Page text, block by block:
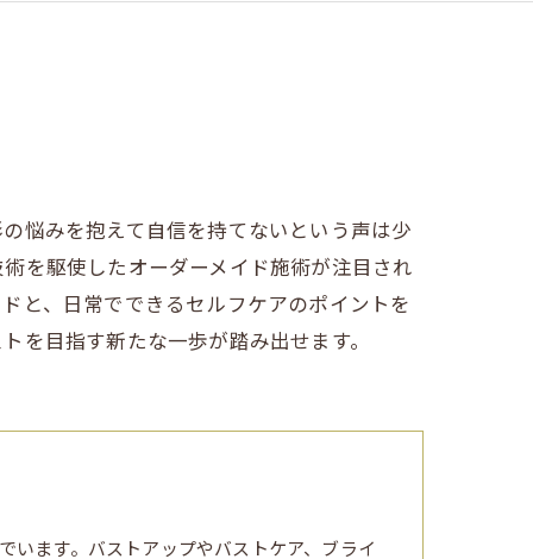
悩みを抱えて自信を持てないという声は少
を駆使したオーダーメイド施術が注目され
と、日常でできるセルフケアのポイントを
を目指す新たな一歩が踏み出せます。
います。バストアップやバストケア、ブライ